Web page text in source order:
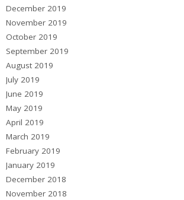
December 2019
November 2019
October 2019
September 2019
August 2019
July 2019
June 2019
May 2019
April 2019
March 2019
February 2019
January 2019
December 2018
November 2018